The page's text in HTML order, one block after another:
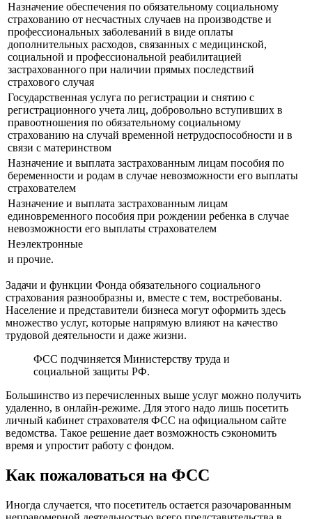
Назначение обеспечения по обязательному социальному
страхованию от несчастных случаев на производстве и
профессиональных заболеваний в виде оплаты
дополнительных расходов, связанных с медицинской,
социальной и профессиональной реабилитацией
застрахованного при наличии прямых последствий
страхового случая
Государственная услуга по регистрации и снятию с
регистрационного учета лиц, добровольно вступивших в
правоотношения по обязательному социальному
страхованию на случай временной нетрудоспособности и в
связи с материнством
Назначение и выплата застрахованным лицам пособия по
беременности и родам в случае невозможности его выплаты
страхователем
Назначение и выплата застрахованным лицам
единовременного пособия при рождении ребенка в случае
невозможности его выплаты страхователем
Неэлектронные
и прочие.
Задачи и функции Фонда обязательного социального
страхования разнообразны и, вместе с тем, востребованы.
Население и представители бизнеса могут оформить здесь
множество услуг, которые напрямую влияют на качество
трудовой деятельности и даже жизни.
ФСС подчиняется Министерству труда и
социальной защиты РФ.
Большинство из перечисленных выше услуг можно получить
удаленно, в онлайн-режиме. Для этого надо лишь посетить
личный кабинет страхователя ФСС на официальном сайте
ведомства. Такое решение дает возможность сэкономить
время и упростит работу с фондом.
Как пожаловаться на ФСС
Иногда случается, что посетитель остается разочарованным